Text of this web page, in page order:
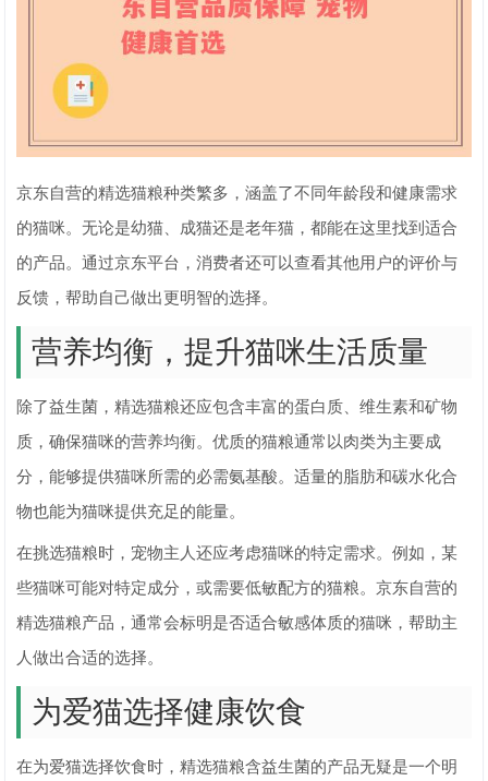
京东自营的精选猫粮种类繁多，涵盖了不同年龄段和健康需求
的猫咪。无论是幼猫、成猫还是老年猫，都能在这里找到适合
的产品。通过京东平台，消费者还可以查看其他用户的评价与
反馈，帮助自己做出更明智的选择。
营养均衡，提升猫咪生活质量
除了益生菌，精选猫粮还应包含丰富的蛋白质、维生素和矿物
质，确保猫咪的营养均衡。优质的猫粮通常以肉类为主要成
分，能够提供猫咪所需的必需氨基酸。适量的脂肪和碳水化合
物也能为猫咪提供充足的能量。
在挑选猫粮时，宠物主人还应考虑猫咪的特定需求。例如，某
些猫咪可能对特定成分，或需要低敏配方的猫粮。京东自营的
精选猫粮产品，通常会标明是否适合敏感体质的猫咪，帮助主
人做出合适的选择。
为爱猫选择健康饮食
在为爱猫选择饮食时，精选猫粮含益生菌的产品无疑是一个明